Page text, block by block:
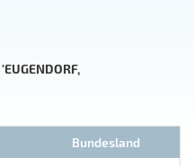
'EUGENDORF,
Bundesland